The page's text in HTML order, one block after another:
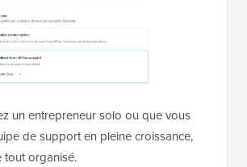
un entrepreneur solo ou que vous
de support en pleine croissance,
tout organisé.